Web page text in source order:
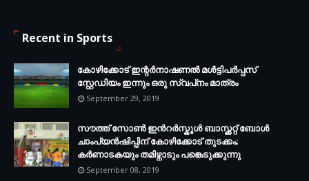
Recent in Sports
കോഴിക്കോട് ഇന്റര്‍നാഷണല്‍ മള്‍ട്ടിപര്‍പ്പസ്
സ്റ്റേഡിയം ഇന്നും ഒരു സ്വപ്‌നം മാത്രം
September 29, 2019
സൗത്ത് സോണ്‍ ഇന്‍റര്‍സ്കൂള്‍ ബാസ്ക്കറ്റ് ബോൾ
ചാംപ്യന്‍ഷിപ്പിന് കോഴിക്കോട് തുടക്കം;
കർണാടകയും തമിഴ്നാടും പങ്കെടുക്കുന്നു
September 08, 2019